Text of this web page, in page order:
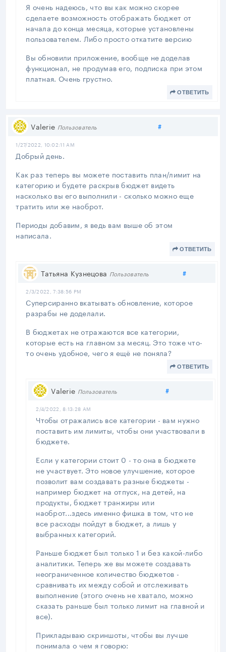
Я очень надеюсь, что вы как можно скорее
сделаете возможность отображать бюджет от
начала до конца месяца, которые установлены
пользователем. Либо просто откатите версию
Вы обновили приложение, вообще не доделав
функционал, не продумав его, подписка при этом
платная. Очень грустно.
ОТВЕТИТЬ
Valerie Пользователь #Поделиться
1/27/2022, 10:02:11 AM
Добрый день.
Как раз теперь вы можете поставить план/лимит на
категорию и будете раскрыв бюджет видеть
насколько вы его выполнили - сколько можно еще
тратить или же наоброт.
Периоды добавим, я ведь вам выше об этом
написала.
ОТВЕТИТЬ
Татьяна Кузнецова Пользователь #
2/3/2022, 7:38:56 PM
Суперсиранно вкатывать обновление, которое
разрабы не доделали.
В бюджетах не отражаются все категории,
которые есть на главном за месяц. Это тоже что-
то очень удобное, чего я ещё не поняла?
ОТВЕТИТЬ
Valerie Пользователь #Поделиться
2/4/2022, 8:13:28 AM
Чтобы отражались все категории - вам нужно
поставить им лимиты, чтобы они участвовали в
бюджете.
Если у категории стоит 0 - то она в бюджете
не участвует. Это новое улучшение, которое
позволит вам создавать разные бюджеты -
например бюджет на отпуск, на детей, на
продукты, бюджет транжиры или
наоброт...здесь именно фишка в том, что не
все расходы пойдут в бюджет, а лишь у
выбранных категорий.
Раньше бюджет был только 1 и без какой-либо
аналитики. Теперь же вы можете создавать
неограниченное количество бюджетов -
сравнивать их между собой и отслеживать
выполнение (этого очень не хватало, можно
сказать раньше был только лимит на главной и
все).
Прикладываю скриншоты, чтобы вы лучше
понимала о чем я говорю: